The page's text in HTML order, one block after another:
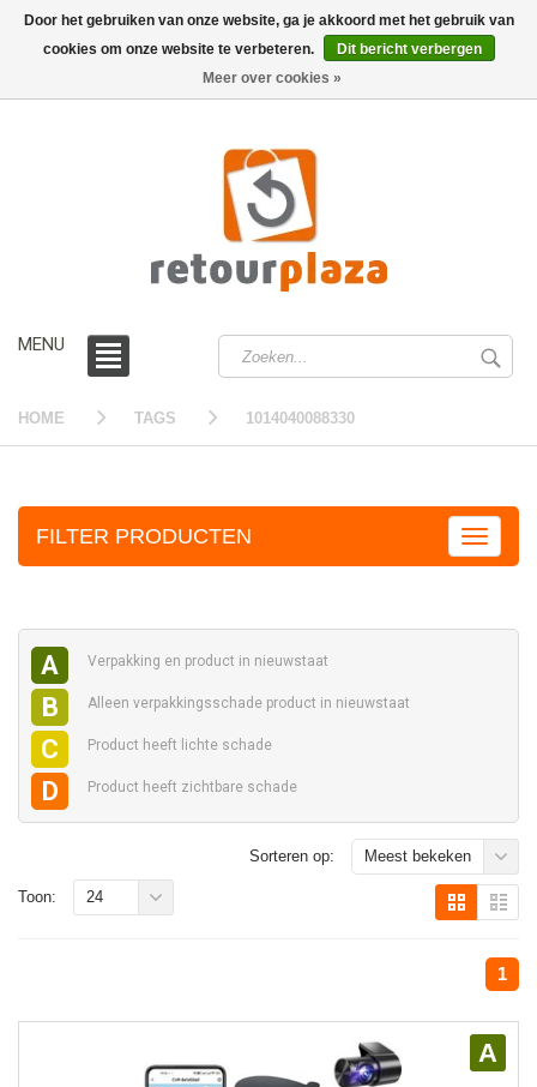
MENU
HOME TAGS 1014040088330
FILTER PRODUCTEN
A Verpakking en product in nieuwstaat
B Alleen verpakkingsschade product in nieuwstaat
C Product heeft lichte schade
D Product heeft zichtbare schade
Sorteren op: Meest bekeken
1
Toon: 24
A
Door het gebruiken van onze website, ga je akkoord met het gebruik van
cookies om onze website te verbeteren.
Dit bericht verbergen
Meer over cookies »